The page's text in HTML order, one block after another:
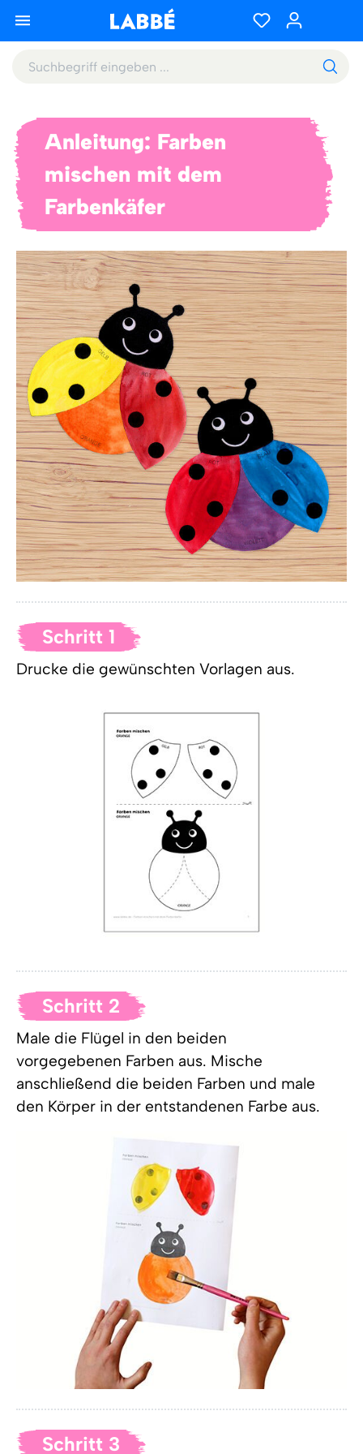
Anleitung: Farben
mischen mit dem
Farbenkäfer
Schritt 1
Drucke die gewünschten Vorlagen aus.
Schritt 2
Male die Flügel in den beiden
vorgegebenen Farben aus. Mische
anschließend die beiden Farben und male
den Körper in der entstandenen Farbe aus.
Schritt 3